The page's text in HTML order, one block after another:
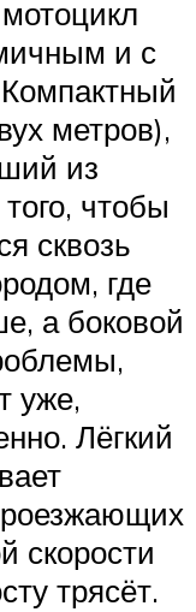
и с
метров),
из
чтобы
сквозь
где
а боковой
уже,
Лёгкий
скорости
трясёт.